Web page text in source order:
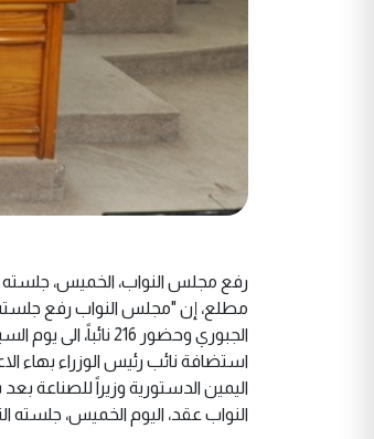
رفع مجلس النواب، الخميس، جلسته
مطلع، إن "مجلس النواب رفع جلسته
الجبوري وحضور
استضافة نائب رئيس الوزراء بهاء
النواب عقد، اليوم الخميس، جلسته